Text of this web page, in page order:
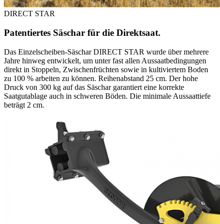
DIRECT STAR
Patentiertes Säschar für die Direktsaat.
Das Einzelscheiben-Säschar DIRECT STAR wurde über mehrere
Jahre hinweg entwickelt, um unter fast allen Aussaatbedingungen
direkt in Stoppeln, Zwischenfrüchten sowie in kultiviertem Boden
zu 100 % arbeiten zu können. Reihenabstand 25 cm. Der hohe
Druck von 300 kg auf das Säschar garantiert eine korrekte
Saatgutablage auch in schweren Böden. Die minimale Aussaattiefe
beträgt 2 cm.